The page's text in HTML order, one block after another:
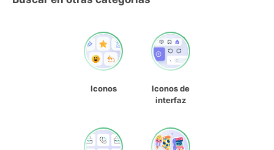
Iconos
Iconos de
interfaz